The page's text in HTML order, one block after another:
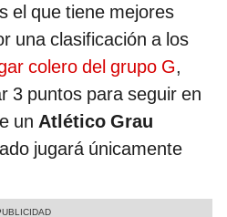
el que tiene mejores
una clasificación a los
colero del grupo G,
3 puntos para seguir en
un Atlético Grau
jugará únicamente